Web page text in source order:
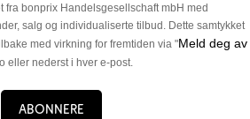
fra bonprix Handelsgesellschaft mbH med
salg og individualiserte tilbud. Dette samtykket
med virkning for fremtiden via "Meld deg av
eller nederst i hver e-post.
Abonnere